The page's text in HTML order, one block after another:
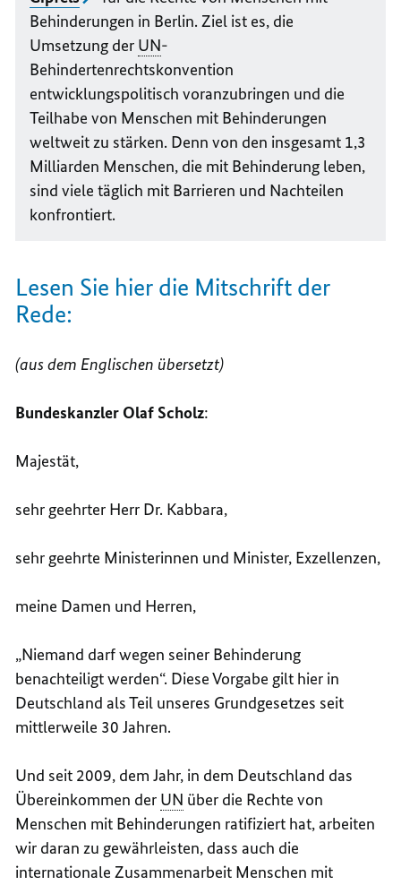
Behinderungen in Berlin. Ziel ist es, die
Umsetzung der UN-
Behindertenrechtskonvention
entwicklungspolitisch voranzubringen und die
Teilhabe von Menschen mit Behinderungen
weltweit zu stärken. Denn von den insgesamt 1,3
Milliarden Menschen, die mit Behinderung leben,
sind viele täglich mit Barrieren und Nachteilen
konfrontiert.
Lesen Sie hier die Mitschrift der
Rede:
(aus dem Englischen übersetzt)
Bundeskanzler Olaf Scholz:
Majestät,
sehr geehrter Herr Dr. Kabbara,
sehr geehrte Ministerinnen und Minister, Exzellenzen,
meine Damen und Herren,
„Niemand darf wegen seiner Behinderung
benachteiligt werden“. Diese Vorgabe gilt hier in
Deutschland als Teil unseres Grundgesetzes seit
mittlerweile 30 Jahren.
Und seit 2009, dem Jahr, in dem Deutschland das
Übereinkommen der UN über die Rechte von
Menschen mit Behinderungen ratifiziert hat, arbeiten
wir daran zu gewährleisten, dass auch die
internationale Zusammenarbeit Menschen mit